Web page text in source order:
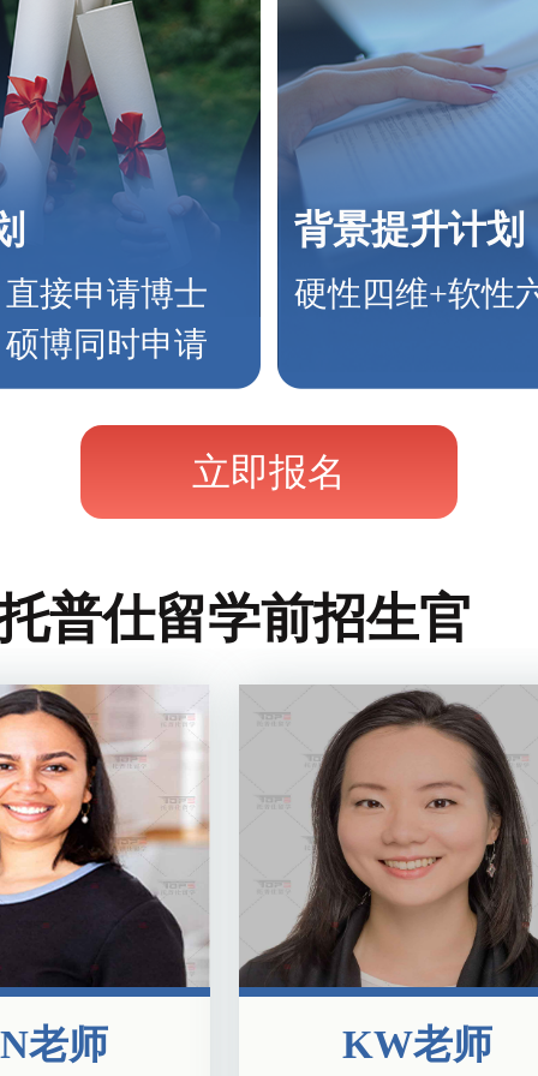
接申请博士
博同时申请
背景提升计划
硬性四维+软性
立即报名
普仕留学前招生官
老师 KW老师